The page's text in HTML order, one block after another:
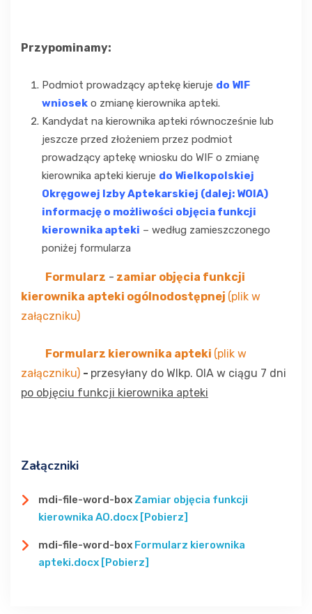
Przypominamy:
Podmiot prowadzący aptekę kieruje do WIF
wniosek o zmianę kierownika apteki.
Kandydat na kierownika apteki równocześnie lub
jeszcze przed złożeniem przez podmiot
prowadzący aptekę wniosku do WIF o zmianę
kierownika apteki kieruje do Wielkopolskiej
Okręgowej Izby Aptekarskiej (dalej: WOIA)
informację o możliwości objęcia funkcji
kierownika apteki – według zamieszczonego
poniżej formularza
Formularz - zamiar objęcia funkcji
kierownika apteki ogólnodostępnej (plik w
załączniku)
Formularz kierownika apteki (plik w
załączniku) - przesyłany do Wlkp. OIA w ciągu 7 dni
po objęciu funkcji kierownika apteki
Załączniki
mdi-file-word-box Zamiar objęcia funkcji
kierownika AO.docx [Pobierz]
mdi-file-word-box Formularz kierownika
apteki.docx [Pobierz]